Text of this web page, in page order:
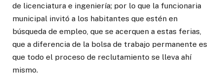
de licenciatura e ingeniería; por lo que la funcionaria
municipal invitó a los habitantes que estén en
búsqueda de empleo, que se acerquen a estas ferias,
que a diferencia de la bolsa de trabajo permanente es
que todo el proceso de reclutamiento se lleva ahí
mismo.